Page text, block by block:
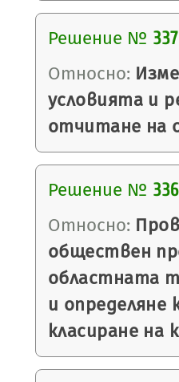
Решение №
Относно:
условията и
отчитане на
Решение №
Относно:
обществен
областната
и определяне
класиране на